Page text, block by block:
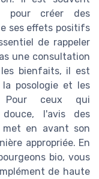
pour créer des
ses effets positifs
de rappeler
une consultation
bienfaits, il est
la posologie et les
Pour ceux qui
l'avis des
met en avant son
appropriée. En
bio, vous
de haute